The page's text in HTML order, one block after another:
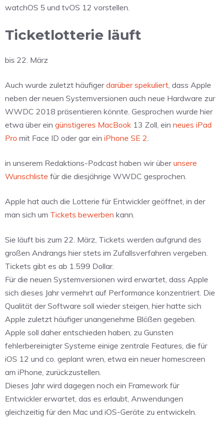
watchOS 5 und tvOS 12 vorstellen.
Ticketlotterie läuft
bis 22. März
Auch wurde zuletzt häufigerdarüber spekuliert, dass Apple
neben der neuen Systemversionen auch neue Hardware zur
WWDC 2018 präsentieren könnte. Gesprochen wurde hier
etwa über ein günstigeres MacBook 13 Zoll, ein neues iPad
Pro mit Face ID oder gar ein iPhone SE 2.
in unserem Redaktions-Podcast haben wir überunsere
Wunschliste für die diesjährige WWDC gesprochen.
Apple hat auch die Lotterie für Entwickler geöffnet, in der
man sich um Tickets bewerben kann.
Sie läuft bis zum 22. März, Tickets werden aufgrund des
großen Andrangs hier stets im Zufallsverfahren vergeben.
Tickets gibt es ab 1.599 Dollar.
Für die neuen Systemversionen wird erwartet, dass Apple
sich dieses Jahr vermehrt auf Performance konzentriert. Die
Qualität der Software soll wieder steigen, hier hatte sich
Apple zuletzt häufiger unangenehme Blößen gegeben.
Apple soll daher entschieden haben, zu Gunsten
fehlerbereinigter Systeme einige zentrale Features, die für
iOS 12 und co. geplant wren, etwa ein neuer homescreen
am iPhone, zurückzustellen.
Dieses Jahr wird dagegen noch ein Framework für
Entwickler erwartet, das es erlaubt, Anwendungen
gleichzeitig für den Mac und iOS-Geräte zu entwickeln.